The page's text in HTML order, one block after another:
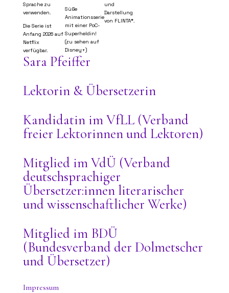
Sprache zu
verwenden.
Die Serie ist
Anfang 2026 auf
Netflix
verfügbar.
Süße
Animationsserie
mit einer PoC-
Superheldin!
(zu sehen auf
Disney+)
und
Darstellung
von FLINTA*.
Sara Pfeiffer
Lektorin & Übersetzerin
Kandidatin im VfLL (Verband
freier Lektorinnen und Lektoren)
Mitglied im VdÜ (Verband
deutschsprachiger
Übersetzer:innen literarischer
und wissenschaftlicher Werke)
Mitglied im BDÜ
(Bundesverband der Dolmetscher
und Übersetzer)
Impressum